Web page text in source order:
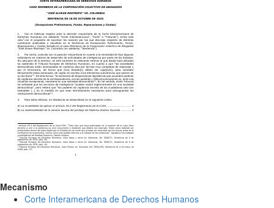
Mecanismo
Corte Interamericana de Derechos Humanos